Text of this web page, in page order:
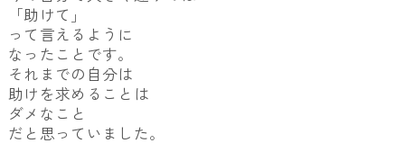
「助けて」
って言えるように
なったことです。
それまでの自分は
助けを求めることは
ダメなこと
だと思っていました。